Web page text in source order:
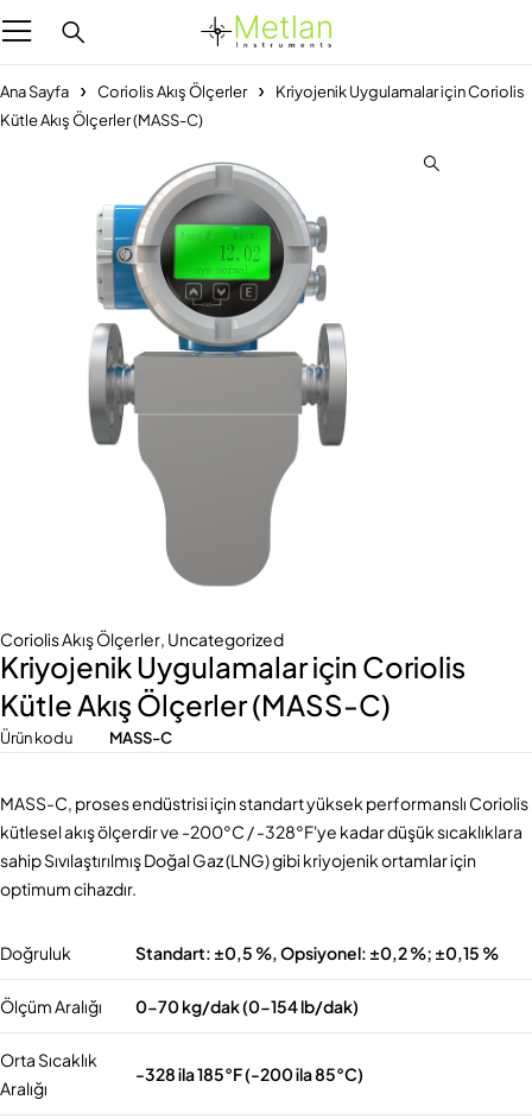
Ana Sayfa Coriolis Akış Ölçerler
Kriyojenik Uygulamalar için Coriolis
Kütle Akış Ölçerler (MASS-C)
Coriolis Akış Ölçerler, Uncategorized
Kriyojenik Uygulamalar için Coriolis
Kütle Akış Ölçerler (MASS-C)
Ürün kodu MASS-C
MASS-C, proses endüstrisi için standart yüksek performanslı Coriolis
kütlesel akış ölçerdir ve -200°C / -328°F'ye kadar düşük sıcaklıklara
sahip Sıvılaştırılmış Doğal Gaz (LNG) gibi kriyojenik ortamlar için
optimum cihazdır.
Doğruluk Standart: ±0,5 %, Opsiyonel: ±0,2 %; ±0,15 %
Ölçüm Aralığı 0-70 kg/dak (0-154 lb/dak)
Orta Sıcaklık
Aralığı
-328 ila 185°F (-200 ila 85°C)